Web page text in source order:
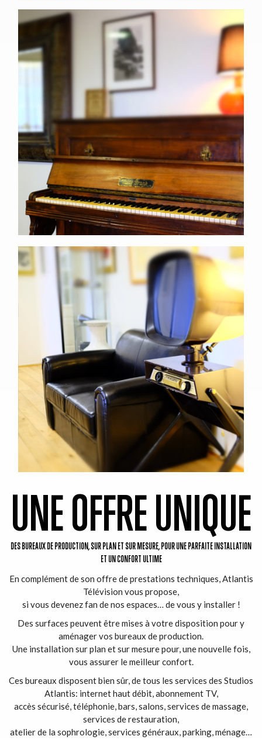
UNE OFFRE UNIQUE
DES BUREAUX DE PRODUCTION, SUR PLAN ET SUR MESURE, POUR UNE PARFAITE INSTALLATION
ET UN CONFORT ULTIME
En complément de son offre de prestations techniques, Atlantis
Télévision vous propose,
si vous devenez fan de nos espaces… de vous y installer !
Des surfaces peuvent être mises à votre disposition pour y
aménager vos bureaux de production.
Une installation sur plan et sur mesure pour, une nouvelle fois,
vous assurer le meilleur confort.
Ces bureaux disposent bien sûr, de tous les services des Studios
Atlantis: internet haut débit, abonnement TV,
accès sécurisé, téléphonie, bars, salons, services de massage,
services de restauration,
atelier de la sophrologie, services généraux, parking, ménage…